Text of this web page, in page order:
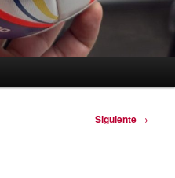
Siguiente →